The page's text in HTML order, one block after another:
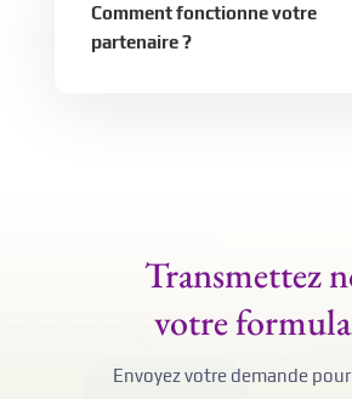
Comment fonctionne votre
partenaire ?
Transmettez
votre
Envoyez votre demande